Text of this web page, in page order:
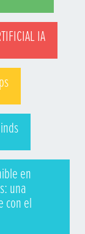
IA
en
una
con el